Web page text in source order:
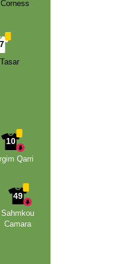
10
Qarri
49
Sahmkou
Camara